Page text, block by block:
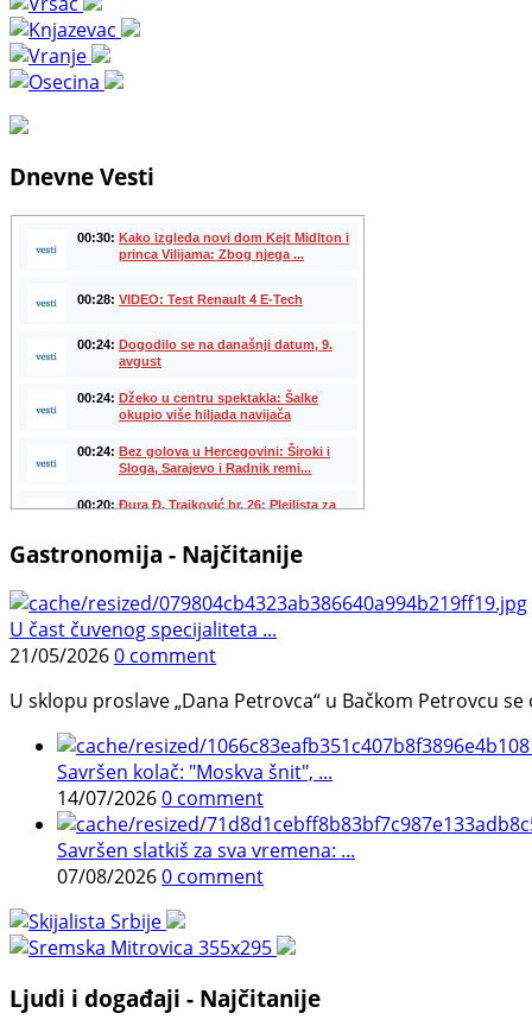
Dnevne Vesti
Gastronomija - Najčitanije
U čast čuvenog specijaliteta ...
21/05/20260 comment
U sklopu proslave „Dana Petrovca“ u Bačkom Petrovcu
Savršen kolač: "Moskva šnit", ...
14/07/20260 comment
Savršen slatkiš za sva vremena: ...
07/08/20260 comment
Ljudi i događaji - Najčitanije